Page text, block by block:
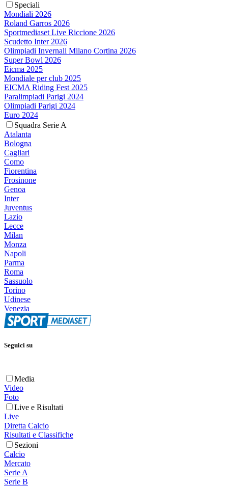
Speciali
Mondiali 2026
Roland Garros 2026
Sportmediaset Live Riccione 2026
Scudetto Inter 2026
Olimpiadi Invernali Milano Cortina 2026
Super Bowl 2026
Eicma 2025
Mondiale per club 2025
EICMA Riding Fest 2025
Paralimpiadi Parigi 2024
Olimpiadi Parigi 2024
Euro 2024
Squadra Serie A
Atalanta
Bologna
Cagliari
Como
Fiorentina
Frosinone
Genoa
Inter
Juventus
Lazio
Lecce
Milan
Monza
Napoli
Parma
Roma
Sassuolo
Torino
Udinese
Venezia
Seguici su
Media
Video
Foto
Live e Risultati
Live
Diretta Calcio
Risultati e Classifiche
Sezioni
Calcio
Mercato
Serie A
Serie B